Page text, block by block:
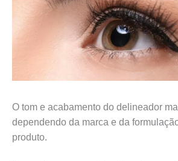
O tom e acabamento do delineador
dependendo da marca e da
produto.